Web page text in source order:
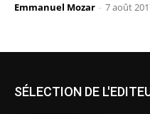
Emmanuel Mozar - 7 août
SÉLECTION DE